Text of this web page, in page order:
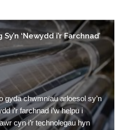
‘Newydd i’r Farchnad’
gyda chwmnïau arloesol sy’n
i’r farchnad i’w helpu i
cyn i’r technolegau hyn